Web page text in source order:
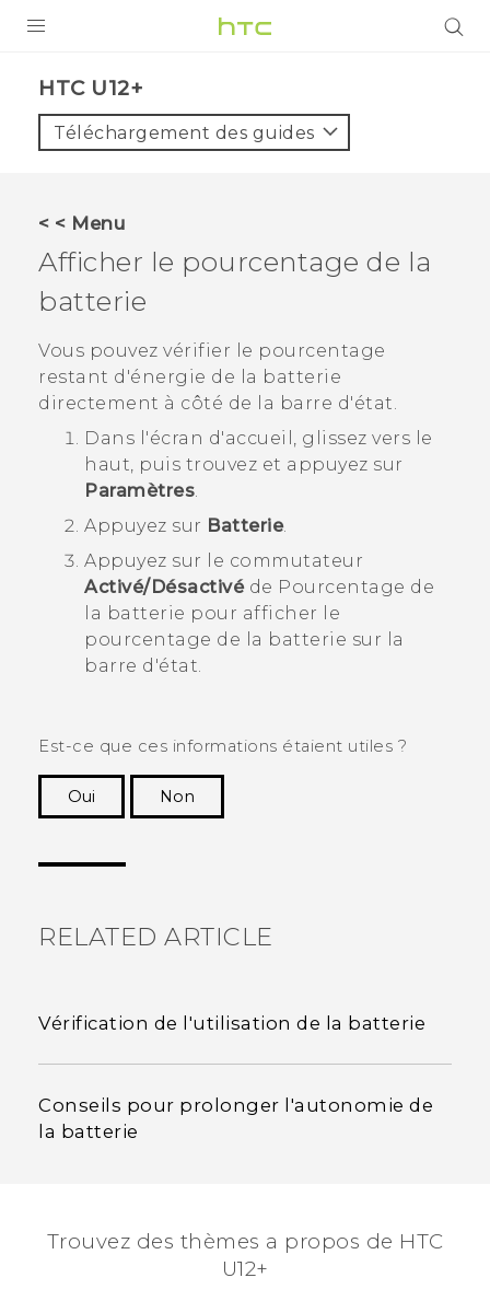
VIVE
VIVERSE
SUPPORT
Appareils HTC & Accessoires
Achat & Règlement Questions
HTC U12+‎
Téléchargement des guides
< < Menu
Afficher le pourcentage de la
batterie
Vous pouvez vérifier le pourcentage
restant d'énergie de la batterie
directement à côté de la barre d'état.
Dans l'écran d'accueil , glissez vers le
haut, puis trouvez et appuyez sur
Paramètres.
Appuyez sur Batterie.
Appuyez sur le commutateur
Activé/Désactivéde Pourcentage de
la batterie pour afficher le
pourcentage de la batterie sur la
barre d'état.
Est-ce que ces informations étaient utiles ?
Oui
Non
RELATED ARTICLE
Vérification de l'utilisation de la batterie
Conseils pour prolonger l'autonomie de
la batterie
Trouvez des thèmes a propos de HTC
U12+